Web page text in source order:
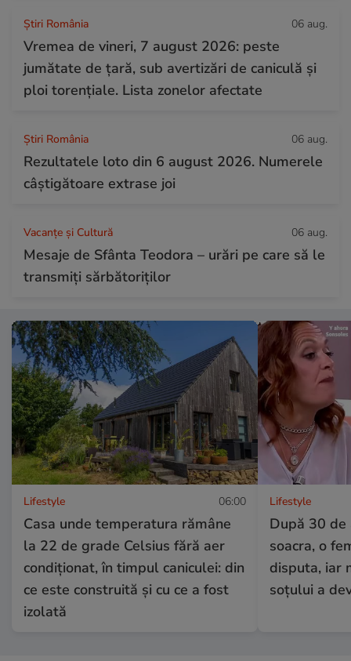
Știri România 06 aug.
Vremea de vineri, 7 august 2026: peste
jumătate de țară, sub avertizări de caniculă și
ploi torențiale. Lista zonelor afectate
Știri România 06 aug.
Rezultatele loto din 6 august 2026. Numerele
câștigătoare extrase joi
Vacanțe și Cultură 06 aug.
Mesaje de Sfânta Teodora – urări pe care să le
transmiți sărbătoriților
Lifestyle 06:00
Casa unde temperatura rămâne
la 22 de grade Celsius fără aer
condiționat, în timpul caniculei: din
ce este construită și cu ce a fost
izolată
Lifestyle
După 30 de
soacra, o
disputa, iar
soțului a